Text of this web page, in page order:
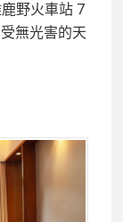
野火車站 7
無光害的天